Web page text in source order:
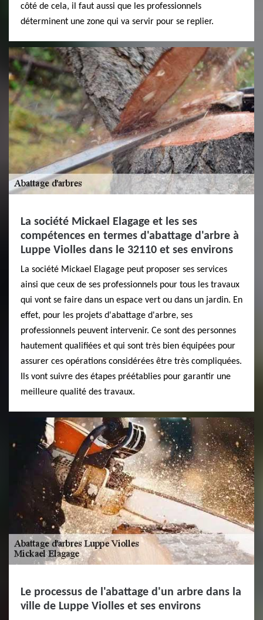
côté de cela, il faut aussi que les professionnels
déterminent une zone qui va servir pour se replier.
La société Mickael Elagage et les ses
compétences en termes d'abattage d'arbre à
Luppe Violles dans le 32110 et ses environs
La société Mickael Elagage peut proposer ses services
ainsi que ceux de ses professionnels pour tous les travaux
qui vont se faire dans un espace vert ou dans un jardin. En
effet, pour les projets d'abattage d'arbre, ses
professionnels peuvent intervenir. Ce sont des personnes
hautement qualifiées et qui sont très bien équipées pour
assurer ces opérations considérées être très compliquées.
Ils vont suivre des étapes préétablies pour garantir une
meilleure qualité des travaux.
Le processus de l'abattage d'un arbre dans la
ville de Luppe Violles et ses environs